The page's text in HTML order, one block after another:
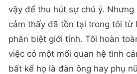
vậy để thu hút sự chú ý.
cảm thấy đã tồn tại trong tôi từ
phân biệt giới tính. Tôi hoàn
việc có một mối quan hệ tình
bất kể họ là đàn ông hay phụ